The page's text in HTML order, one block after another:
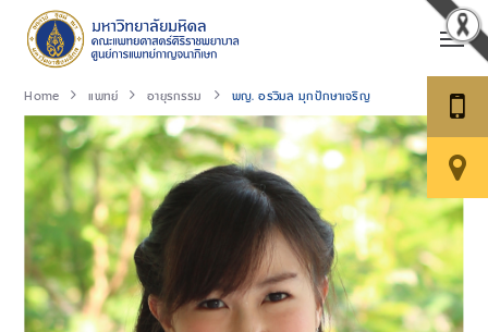
Home แพทย์ อายุรกรรม พญ. อรวิมล มุกปักษาเจริญ